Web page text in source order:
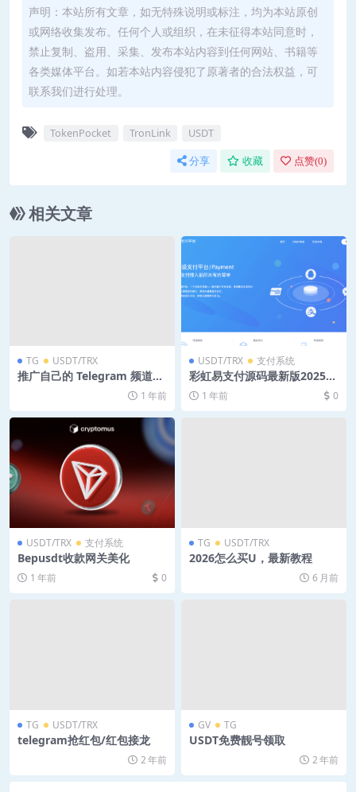
声明：本站所有文章，如无特殊说明或标注，均为本站原创
或网络收集发布。任何个人或组织，在未征得本站同意时，
禁止复制、盗用、采集、发布本站内容到任何网站、书籍等
各类媒体平台。如若本站内容侵犯了原著者的合法权益，可
联系我们进行处理。
TokenPocket TronLink USDT
分享 收藏 点赞(0)
相关文章
TG USDT/TRX
推广自己的 Telegram 频道是
1 年前
USDT/TRX 支付系统
彩虹易支付源码最新版202503
+支付界面美化
1 年前 0
USDT/TRX 支付系统
Bepusdt收款网关美化
1 年前 0
TG USDT/TRX
2026怎么买U，最新教程
6 月前
TG USDT/TRX
telegram抢红包/红包接龙
2 年前
GV TG
USDT免费靓号领取
2 年前